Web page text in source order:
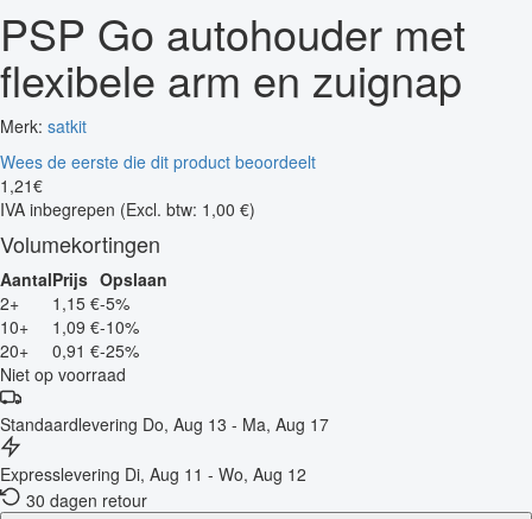
PSP Go autohouder met
flexibele arm en zuignap
Merk: satkit
Wees de eerste die dit product beoordeelt
1 ,21€
IVA inbegrepen (Excl. btw: 1,00 €)
Volumekortingen
AantalPrijs Opslaan
2+
1,15 €-5%
10+
1,09 €-10%
20+
0,91 €-25%
Niet op voorraad
Standaardlevering Do, Aug 13 - Ma, Aug 17
Expresslevering Di, Aug 11 - Wo, Aug 12
30 dagen retour